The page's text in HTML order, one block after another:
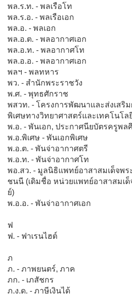
พล.ร.ท. - พลเรือโท
พล.ร.อ. - พลเรือเอก
พล.อ. - พลเอก
พล.อ.ต. - พลอากาศเอก
พล.อ.ท. - พลอากาศโท
พล.อ.อ. - พลอากาศเอก
พลฯ - พลทหาร
พว. - สำนักพระราชวัง
พ.ศ. - พุทธศักราช
พสวท. - โครงการพัฒนาและส่งเสริ
พิเศษทางวิทยาศาสตร์และเทคโนโล
พ.อ. - พันเอก, ประกาศนียบัตรครูพล
พ.อ.พิเศษ - พันเอกพิเศษ
พ.อ.ต. - พันจ่าอากาศตรี
พ.อ.ท. - พันจ่าอากาศโท
พอ.สว. - มูลนิธิแพทย์อาสาสมเด็จพ
ชนนี (เดิมชื่อ หน่วยแพทย์อาสาสมเ
ย์)
พ.อ.อ. - พันจ่าอากาศเอก
ฟ
ฟ. - ฟาเรนไฮต์
ภ
ภ. - ภาพยนตร์, ภาค
ภก. - เภสัชกร
ภ.ง.ด. - ภาษีเงินได้